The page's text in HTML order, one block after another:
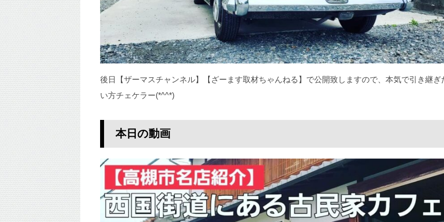
後日【ザーマスチャンネル】【ざーます取材ちゃんねる】で公開致しますので、本気で引き継ぎ
い方チェケラー(*^^*)
本日の動画